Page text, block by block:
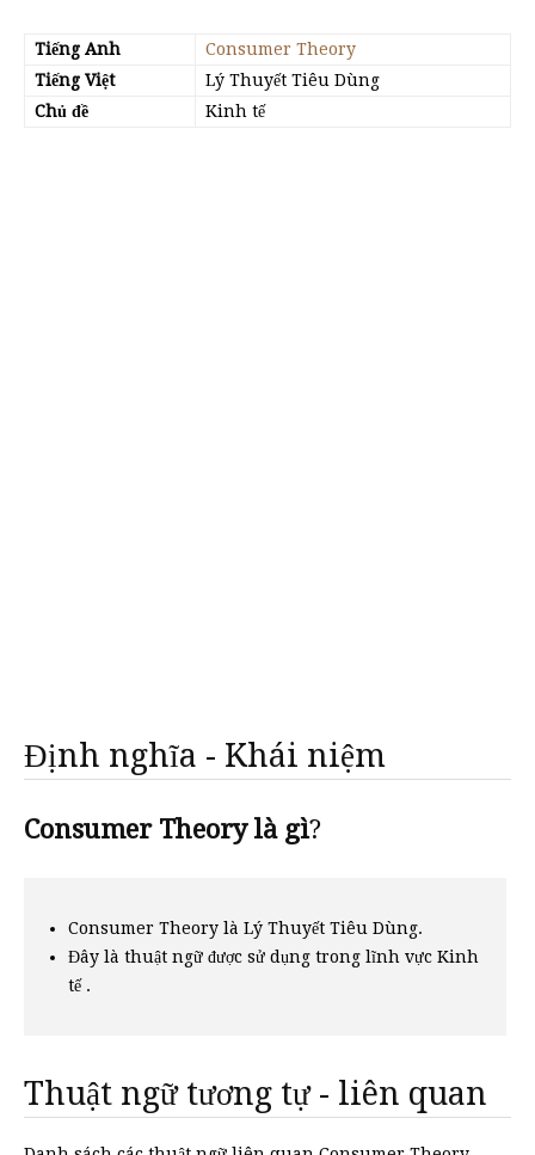
Tiếng Anh
Consumer Theory
Tiếng Việt
Lý Thuyết Tiêu Dùng
Chủ đề
Kinh tế
Định nghĩa - Khái niệm
Consumer Theory là gì?
Consumer Theory là Lý Thuyết Tiêu Dùng.
Đây là thuật ngữ được sử dụng trong lĩnh vực Kinh
tế .
Thuật ngữ tương tự - liên quan